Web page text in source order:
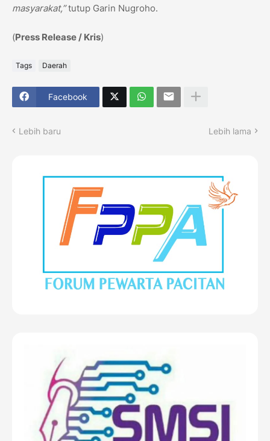
masyarakat,”tutup Garin Nugroho.
(Press Release / Kris)
Tags Daerah
Facebook
Lebih baru Lebih lama